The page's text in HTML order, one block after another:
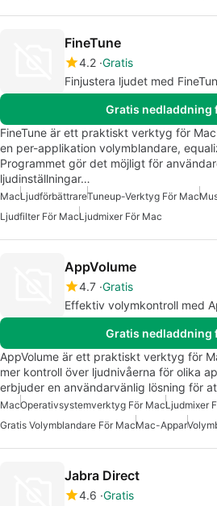
FineTune
4.2 Gratis
Finjustera ljudet med
Gratis nedladdning
FineTune är ett praktiskt verktyg för
en per-applikation volymblandare,
Programmet gör det möjligt för
ljudinställningar…
MacLjudförbättrareTuneup-Verktyg För Mac
Ljudfilter För MacLjudmixer För Mac
AppVolume
4.7 Gratis
Effektiv volymkontroll med
Gratis nedladdning
AppVolume är ett praktiskt verktyg för
mer kontroll över ljudnivåerna för olika
erbjuder en användarvänlig lösning för
MacOperativsystemverktyg För MacLjudmixer
Gratis Volymblandare För MacMac-Appar
Jabra Direct
4.6 Gratis